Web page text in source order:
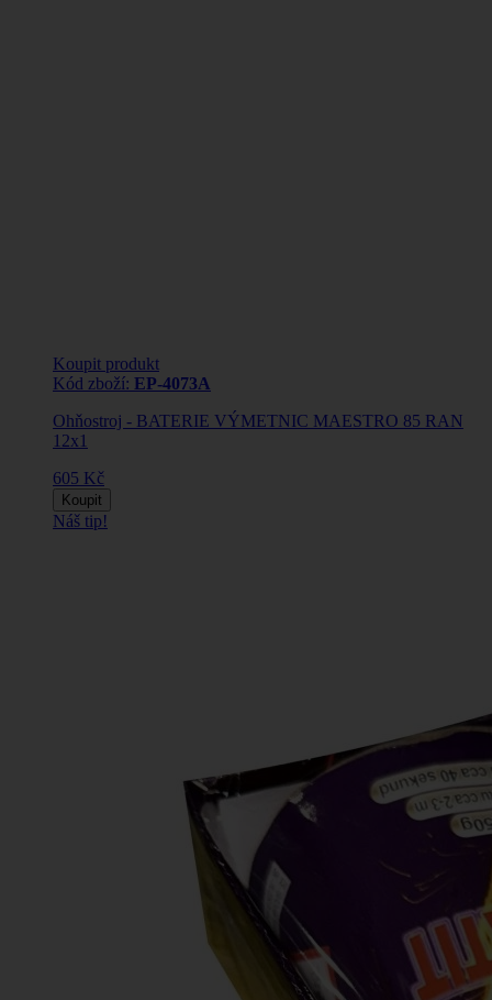
Koupit produkt
Kód zboží: EP-4073A
Ohňostroj - BATERIE VÝMETNIC MAESTRO 85 RAN
12x1
605 Kč
Koupit
Náš tip!